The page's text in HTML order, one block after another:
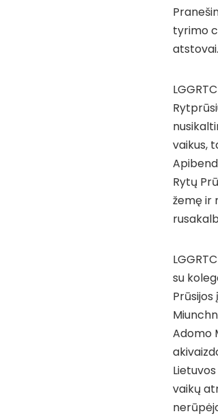
tyrimo
atstovai.
vaikus,
Rytų
žemę ir
su
Adomo
vaikų